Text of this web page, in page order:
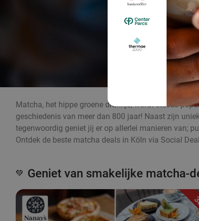
Matcha, het hippe groene drankje, wordt steeds
geschiedenis van meer dan 800 jaar! Naast zijn
tegenwoordig geniet jij er op allerlei manieren van;
Ontdek de beste matcha deals in Köln via Social
💚 Geniet van smakelijke matcha-